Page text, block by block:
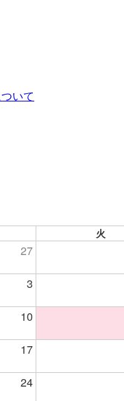
いて
火
27
3
10
17
24